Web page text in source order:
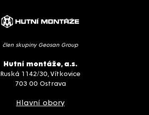
člen skupiny Geosan Group
Hutní montáže, a.s.
Ruská 1142/30, Vítkovice
703 00 Ostrava
Hlavní obory